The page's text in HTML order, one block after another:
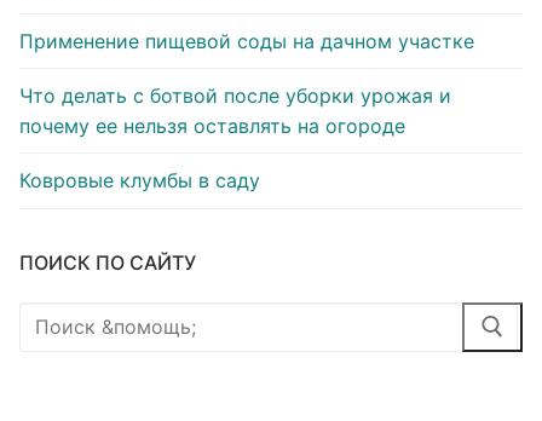
Применение пищевой соды на дачном участке
Что делать с ботвой после уборки урожая и
почему ее нельзя оставлять на огороде
Ковровые клумбы в саду
ПОИСК ПО САЙТУ
Найти: